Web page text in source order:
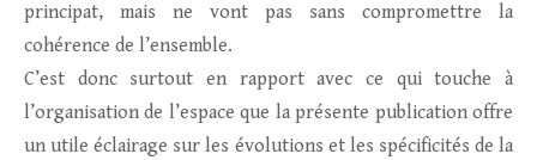
principat, mais ne vont pas sans compromettre la
cohérence de l’ensemble.
C’est donc surtout en rapport avec ce qui touche à
l’organisation de l’espace que la présente publication offre
un utile éclairage sur les évolutions et les spécificités de la